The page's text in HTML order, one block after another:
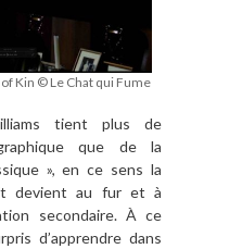
Kin © Le Chat qui Fume
tient plus de
que de la
», en ce sens la
devient au fur et à
secondaire. À ce
d’apprendre dans